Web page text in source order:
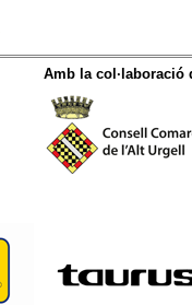
Amb la col·laboració